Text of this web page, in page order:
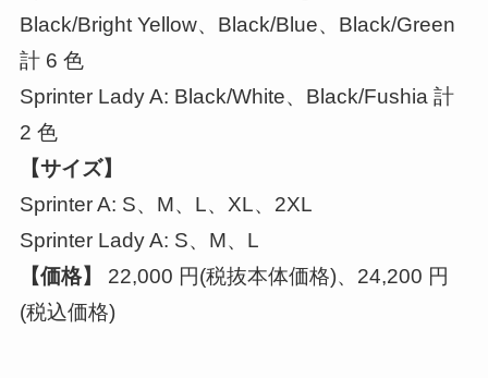
Black/Bright Yellow、Black/Blue、Black/Green
計 6 色
Sprinter Lady A: Black/White、Black/Fushia 計
2 色
【サイズ】
Sprinter A: S、M、L、XL、2XL
Sprinter Lady A: S、M、L
【価格】
22,000 円(税抜本体価格)、24,200 円
(税込価格)